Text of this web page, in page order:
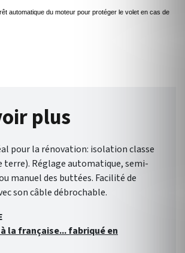
automatique du moteur pour protéger le volet en cas de
plus
pour la rénovation: isolation classe
terre). Réglage automatique, semi-
manuel des buttées. Facilité de
son câble débrochable.
la française... fabriqué en